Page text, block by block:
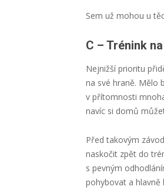
Sem už mohou u
C – Trénink
Nejnižší prioritu
na své hraně. Mělo
v přítomnosti
navíc si domů
Před takovým
naskočit zpět do
s pevným
pohybovat a